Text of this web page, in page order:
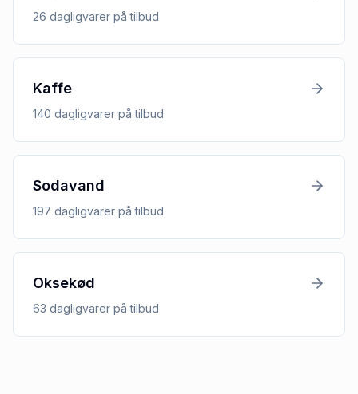
26 dagligvarer på tilbud
Kaffe
140 dagligvarer på tilbud
Sodavand
197 dagligvarer på tilbud
Oksekød
63 dagligvarer på tilbud